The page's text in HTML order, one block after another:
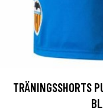
TRÄNINGSSHORTS